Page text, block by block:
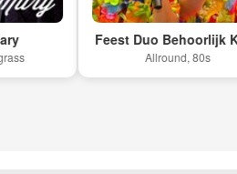
Feest Duo Behoorlijk Kuijs
Allround, 80s